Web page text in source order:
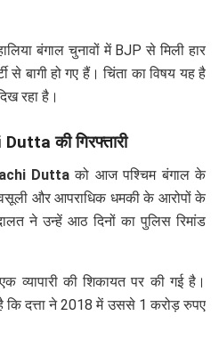
बंगाल चुनावों में BJP से मिली हार
से बागी हो गए हैं। चिंता का विषय यह है
रहा है।
की गिरफ्तारी
Dutta को आज पश्चिम बंगाल के
और आपराधिक धमकी के आरोपों के
ने उन्हें आठ दिनों का पुलिस रिमांड
व्यापारी की शिकायत पर की गई है।
है कि दत्ता ने 2018 में उससे 1 करोड़ रुपए